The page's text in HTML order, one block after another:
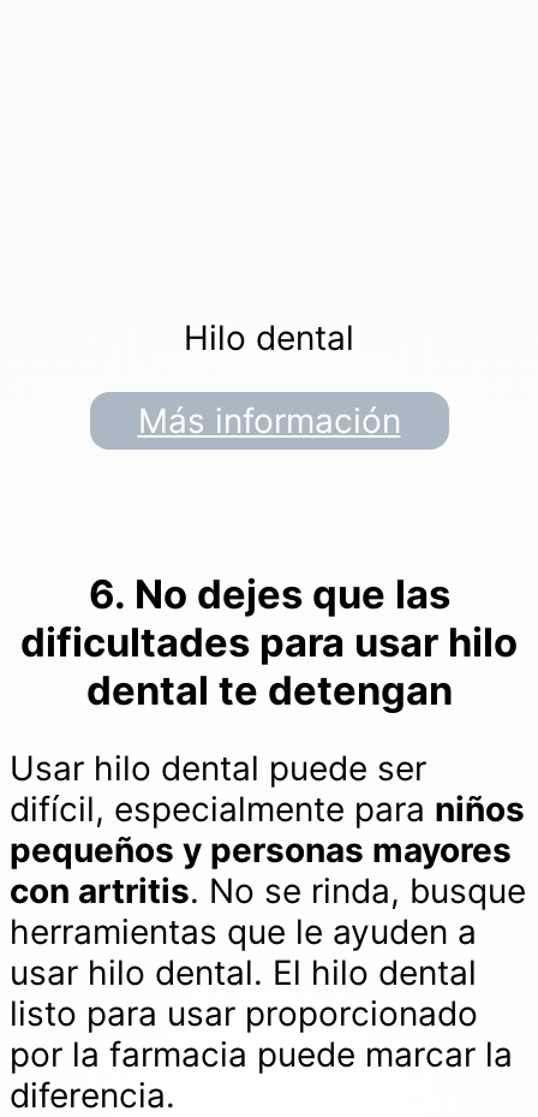
Hilo dental
Más información
6. No dejes que las
dificultades para usar hilo
dental te detengan
Usar hilo dental puede ser
difícil, especialmente para niños
pequeños y personas mayores
con artritis. No se rinda, busque
herramientas que le ayuden a
usar hilo dental. El hilo dental
listo para usar proporcionado
por la farmacia puede marcar la
diferencia.